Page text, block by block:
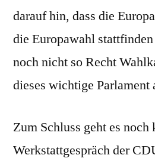
darauf hin, dass die
die Europawahl
noch nicht so Recht
dieses wichtige Parlament
Zum Schluss geht es noch
Werkstattgespräch der